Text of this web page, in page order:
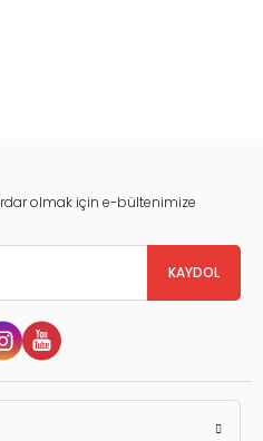
olmak için e-bültenimize
KAYDOL